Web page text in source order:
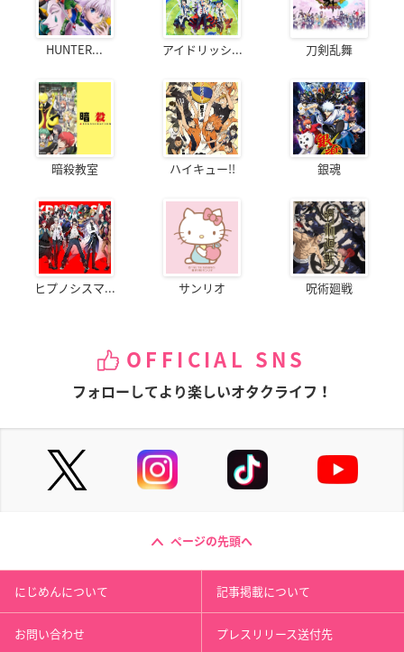
HUNTER... アイドリッシ... 刀剣乱舞
暗殺教室 ハイキュー!! 銀魂
ヒプノシスマ... サンリオ 呪術廻戦
OFFICIAL SNS
フォローしてより楽しいオタクライフ！
ページの先頭へ
にじめんについて 記事掲載について
お問い合わせ プレスリリース送付先